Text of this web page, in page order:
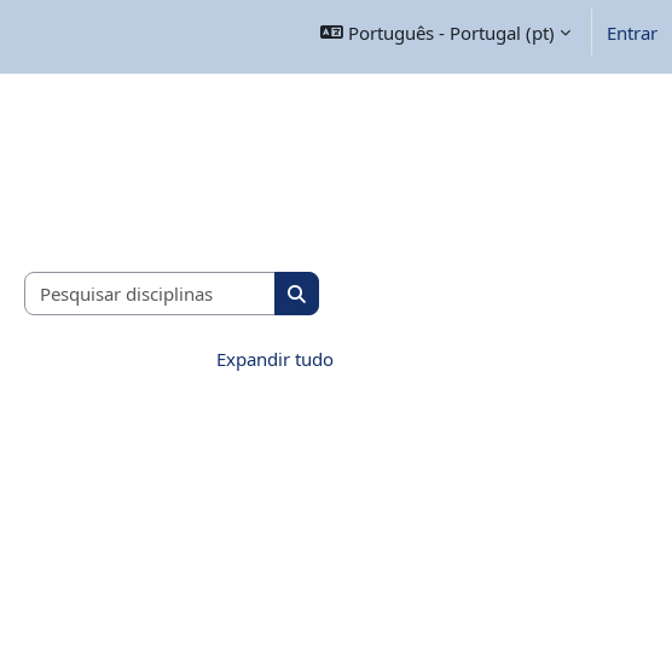
Português - Portugal ‎(pt)‎ Entrar
Pesquisar disciplinas
Pesquisar disciplinas
Expandir tudo